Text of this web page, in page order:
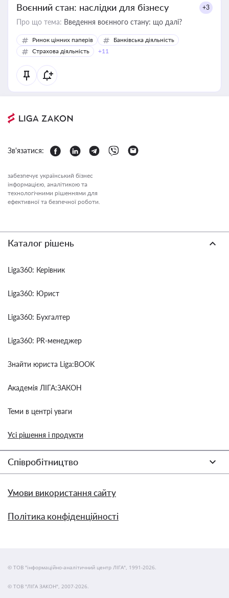
Воєнний стан: наслідки для бізнесу +3
Про що тема: Введення воєнного стану: що далі?
Ринок цінних паперів
Банківська діяльність
Страхова діяльність
+11
Зв'язатися:
забезпечує український бізнес
інформацією, аналітикою та
технологічними рішеннями для
ефективної та безпечної роботи.
Каталог рішень
Liga360: Керівник
Liga360: Юрист
Liga360: Бухгалтер
Liga360: PR-менеджер
Знайти юриста Liga:BOOK
Академія ЛІГА:ЗАКОН
Теми в центрі уваги
Усі рішення і продукти
Співробітництво
Умови використання сайту
Політика конфіденційності
© ТОВ "інформаційно-аналітичний центр ЛІГА", 1991-2026.
© ТОВ "ЛІГА ЗАКОН", 2007-2026.